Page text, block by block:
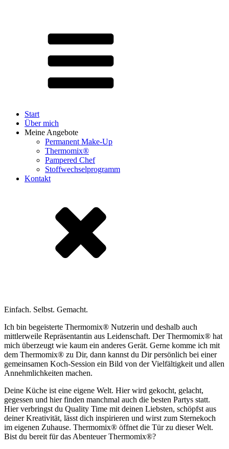
Start
Über mich
Meine Angebote
Permanent Make-Up
Thermomix®
Pampered Chef
Stoffwechselprogramm
Kontakt
Einfach. Selbst. Gemacht.
Ich bin begeisterte Thermomix® Nutzerin und deshalb auch
mittlerweile Repräsentantin aus Leidenschaft. Der Thermomix® hat
mich überzeugt wie kaum ein anderes Gerät. Gerne komme ich mit
dem Thermomix® zu Dir, dann kannst du Dir persönlich bei einer
gemeinsamen Koch-Session ein Bild von der Vielfältigkeit und allen
Annehmlichkeiten machen.
Deine Küche ist eine eigene Welt. Hier wird gekocht, gelacht,
gegessen und hier finden manchmal auch die besten Partys statt.
Hier verbringst du Quality Time mit deinen Liebsten, schöpfst aus
deiner Kreativität, lässt dich inspirieren und wirst zum Sternekoch
im eigenen Zuhause. Thermomix® öffnet die Tür zu dieser Welt.
Bist du bereit für das Abenteuer Thermomix®?